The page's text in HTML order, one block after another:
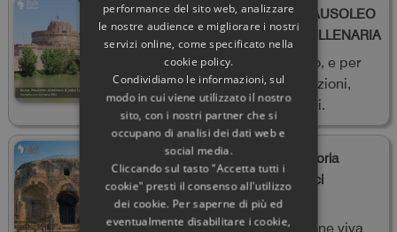
CASTEL SANT’ANGELO & MAUSOLEO
DI ADRIANO: UNA STORIA MILLENARIA
Costruito per durare in eterno, e per
millenni ha resistito a inondazioni,
terremoti, guerre e saccheggi.
Rirella Editrice: Archeologia, Storia
romana e Luce nei grandi edifici
dell’Impero romano
Archeologia come ricostruzione viva
performance del sito web, analizzare
le nostre audience e migliorare i nostri
servizi online, come specificato nella
cookie policy.
Condividiamo le informazioni, sul
modo in cui viene utilizzato il nostro
sito, con i nostri partner che si
occupano di analisi dei dati web e
social media.
Cliccando sul tasto "Accetta tutti i
cookie" presti il consenso all'utilizzo
dei cookie. Per saperne di più ed
eventualmente disabilitare i cookie,